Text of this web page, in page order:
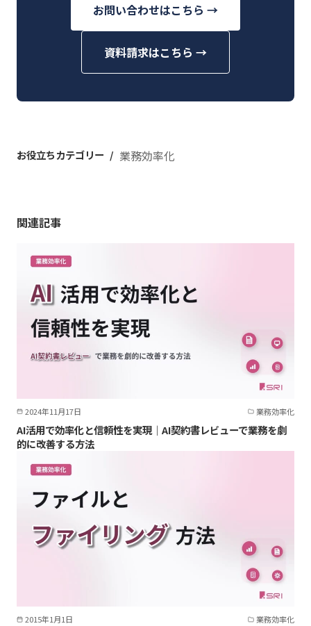
お問い合わせはこちら →
資料請求はこちら →
お役立ちカテゴリー 業務効率化
関連記事
2024年11月17日 業務効率化
AI活用で効率化と信頼性を実現｜AI契約書レビューで業務を劇
的に改善する方法
2015年1月1日 業務効率化